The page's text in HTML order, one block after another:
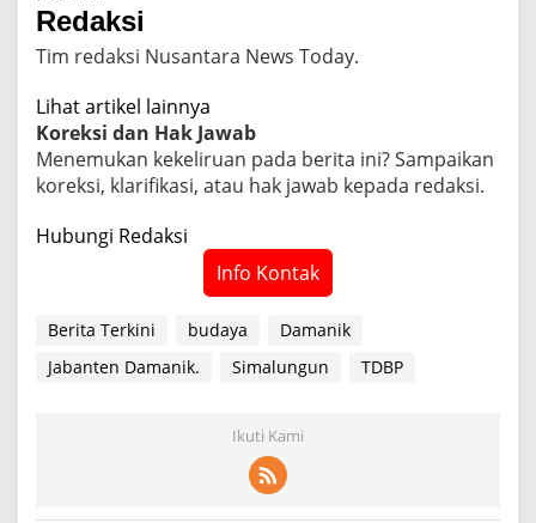
Redaksi
Tim redaksi Nusantara News Today.
Lihat artikel lainnya
Koreksi dan Hak Jawab
Menemukan kekeliruan pada berita ini? Sampaikan
koreksi, klarifikasi, atau hak jawab kepada redaksi.
Hubungi Redaksi
Info Kontak
Berita Terkini budaya
Damanik
Jabanten Damanik.
Simalungun TDBP
Ikuti Kami